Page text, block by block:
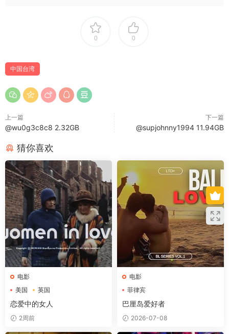
0 0
中国台湾
上一篇
@wu0g3c8c8 2.32GB
下一篇
@supjohnny1994 11.94GB
猜你喜欢
电影
美国
英国
恋爱中的女人
2周前
电影
菲律宾
巴厘岛爱好者
2026-07-08